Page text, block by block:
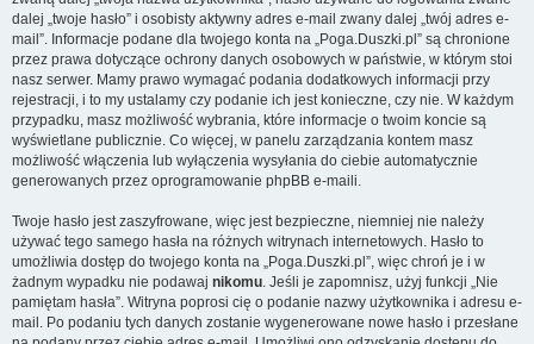
dalej „twoje hasło” i osobisty aktywny adres e-mail zwany dalej „twój adres e-
mail”. Informacje podane dla twojego konta na „Poga.Duszki.pl” są chronione
przez prawa dotyczące ochrony danych osobowych w państwie, w którym stoi
nasz serwer. Mamy prawo wymagać podania dodatkowych informacji przy
rejestracji, i to my ustalamy czy podanie ich jest konieczne, czy nie. W każdym
przypadku, masz możliwość wybrania, które informacje o twoim koncie są
wyświetlane publicznie. Co więcej, w panelu zarządzania kontem masz
możliwość włączenia lub wyłączenia wysyłania do ciebie automatycznie
generowanych przez oprogramowanie phpBB e-maili.
Twoje hasło jest zaszyfrowane, więc jest bezpieczne, niemniej nie należy
używać tego samego hasła na różnych witrynach internetowych. Hasło to
umożliwia dostęp do twojego konta na „Poga.Duszki.pl”, więc chroń je i w
żadnym wypadku nie podawaj nikomu. Jeśli je zapomnisz, użyj funkcji „Nie
pamiętam hasła”. Witryna poprosi cię o podanie nazwy użytkownika i adresu e-
mail. Po podaniu tych danych zostanie wygenerowane nowe hasło i przesłane